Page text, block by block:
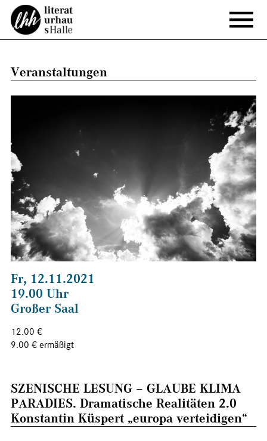
Veranstaltungen
Fr, 12.11.2021
19.00 Uhr
Großer Saal
12.00 €
9.00 € ermäßigt
SZENISCHE LESUNG – GLAUBE KLIMA
PARADIES. Dramatische Realitäten 2.0
Konstantin Küspert „europa verteidigen“